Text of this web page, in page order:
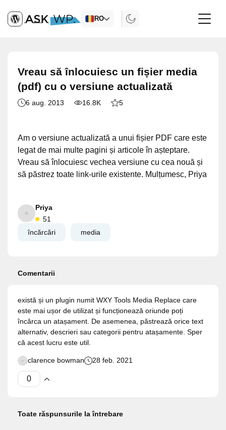
RO
Vreau să înlocuiesc un fișier media
(pdf) cu o versiune actualizată
6 aug. 2013 16.8K 5
Am o versiune actualizată a unui fișier PDF care este
legat de mai multe pagini și articole în așteptare.
Vreau să înlocuiesc vechea versiune cu cea nouă și
să păstrez toate link-urile existente. Mulțumesc, Priya
Priya
51
încărcări
media
Comentarii
există și un plugin numit WXY Tools Media Replace care
este mai ușor de utilizat și funcționează oriunde poți
încărca un atașament. De asemenea, păstrează orice text
alternativ, descrieri sau categorii pentru atașamente. Sper
că acest lucru este util.
clarence bowman 28 feb. 2021
Toate răspunsurile la întrebare